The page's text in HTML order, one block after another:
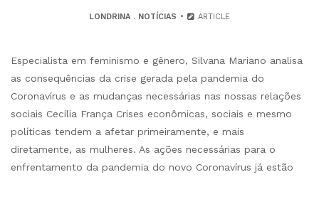
LONDRINA. NOTÍCIAS ARTICLE
Especialista em feminismo e gênero, Silvana Mariano analisa
as consequências da crise gerada pela pandemia do
Coronavírus e as mudanças necessárias nas nossas relações
sociais Cecília França Crises econômicas, sociais e mesmo
políticas tendem a afetar primeiramente, e mais
diretamente, as mulheres. As ações necessárias para o
enfrentamento da pandemia do novo Coronavírus já estão